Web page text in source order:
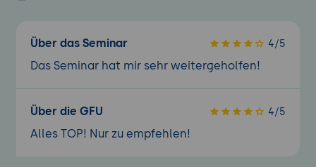
Über das Seminar 4/5
Das Seminar hat mir sehr weitergeholfen!
Über die GFU 4/5
Alles TOP! Nur zu empfehlen!